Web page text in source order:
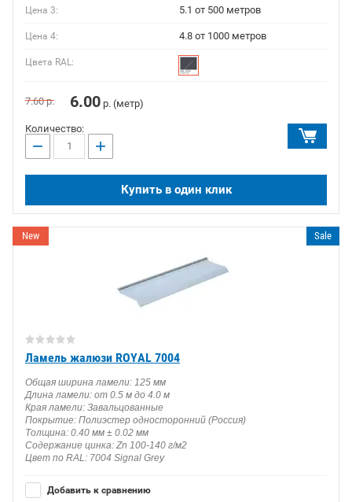
Цена 3: 5.1 от 500 метров
Цена 4: 4.8 от 1000 метров
Цвета RAL:
7.60р. 6.00 р. (метр)
Количество:
− +
Купить в один клик
New Sale
Ламель жалюзи ROYAL 7004
Общая ширина ламели: 125 мм
Длина ламели: от 0.5 м до 4.0 м
Края ламели: Завальцованные
Покрытие: Полиэстер односторонний (Россия)
Толщина: 0.40 мм ± 0.02 мм
Содержание цинка: Zn 100-140 г/м2
Цвет по RAL: 7004 Signal Grey
Добавить к сравнению